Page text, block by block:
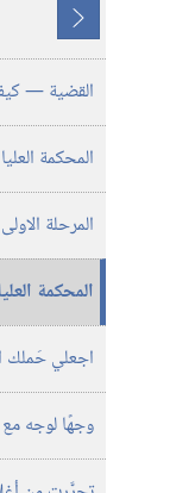
ما
يسبق
القضية —‏
المحكمة
المرحلة
المحكمة
اجعلي حَملك
وجهًا لوجه